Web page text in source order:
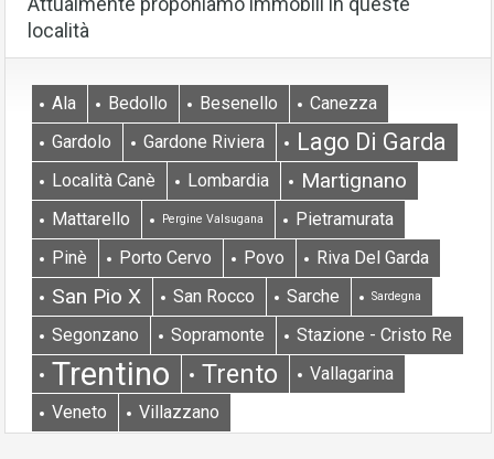
località
Ala Bedollo Besenello
Canezza
Gardolo
Gardone Riviera Lago Di Garda
Località Canè Lombardia Martignano
Mattarello Pergine Valsugana
Pietramurata
Pinè
Porto Cervo Povo Riva Del Garda
San Pio X San Rocco Sarche Sardegna
Segonzano Sopramonte Stazione - Cristo Re
Trentino Trento
Vallagarina
Veneto
Villazzano